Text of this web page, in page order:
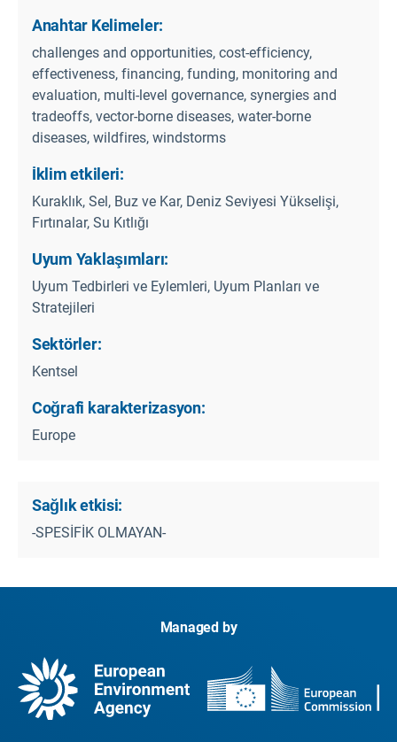
Anahtar Kelimeler:
challenges and opportunities, cost-efficiency,
effectiveness, financing, funding, monitoring and
evaluation, multi-level governance, synergies and
tradeoffs, vector-borne diseases, water-borne
diseases, wildfires, windstorms
İklim etkileri:
Kuraklık, Sel, Buz ve Kar, Deniz Seviyesi Yükselişi,
Fırtınalar, Su Kıtlığı
Uyum Yaklaşımları:
Uyum Tedbirleri ve Eylemleri, Uyum Planları ve
Stratejileri
Sektörler:
Kentsel
Coğrafi karakterizasyon:
Europe
Sağlık etkisi:
-SPESİFİK OLMAYAN-
Managed by